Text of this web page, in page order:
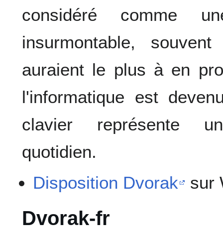
considéré comme
insurmontable,
auraient le plus à en
l'informatique est
clavier représente
quotidien.
Disposition Dvorak
sur
Dvorak-fr